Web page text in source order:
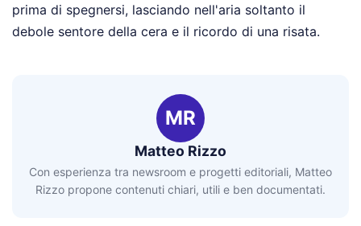
prima di spegnersi, lasciando nell'aria soltanto il
debole sentore della cera e il ricordo di una risata.
MR
Matteo Rizzo
Con esperienza tra newsroom e progetti editoriali, Matteo
Rizzo propone contenuti chiari, utili e ben documentati.